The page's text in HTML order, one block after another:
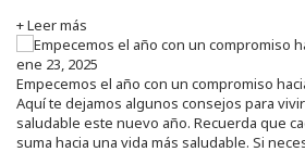
+ Leer más
ene 23, 2025
Empecemos el año con un compromiso
Aquí te dejamos algunos consejos para
saludable este nuevo año. Recuerda que
suma hacia una vida más saludable. Si